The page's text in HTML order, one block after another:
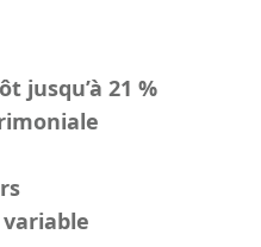
jusqu’à 21 %